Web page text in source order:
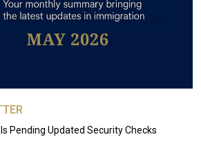
Pending Updated Security Checks